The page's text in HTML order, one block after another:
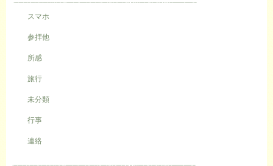
スマホ
参拝他
所感
旅行
未分類
行事
連絡